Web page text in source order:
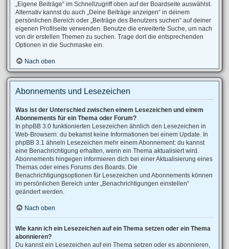
„Eigene Beiträge“ im Schnellzugriff oben auf der Boardseite auswählst.
Alternativ kannst du auch „Deine Beiträge anzeigen“ in deinem
persönlichen Bereich oder „Beiträge des Benutzers suchen“ auf deiner
eigenen Profilseite verwenden. Benutze die erweiterte Suche, um nach
von dir erstellen Themen zu suchen. Trage dort die entsprechenden
Optionen in die Suchmaske ein.
Nach oben
Abonnements und Lesezeichen
Was ist der Unterschied zwischen einem Lesezeichen und einem
Abonnements für ein Thema oder Forum?
In phpBB 3.0 funktionierten Lesezeichen ähnlich den Lesezeichen in
Web-Browsern: du bekamst keine Informationen bei einem Update. In
phpBB 3.1 ähneln Lesezeichen mehr einem Abonnement: du kannst
eine Benachrichtigung erhalten, wenn ein Thema aktualisiert wird.
Abonnements hingegen informieren dich bei einer Aktualisierung eines
Themas oder eines Forums des Boards. Die
Benachrichtigungsoptionen für Lesezeichen und Abonnements können
im persönlichen Bereich unter „Benachrichtigungen einstellen“
geändert werden.
Nach oben
Wie kann ich ein Lesezeichen auf ein Thema setzen oder ein Thema
abonnieren?
Du kannst ein Lesezeichen auf ein Thema setzen oder es abonnieren,